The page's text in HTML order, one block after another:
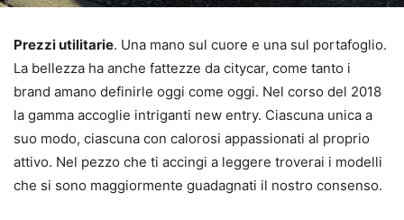
Prezzi utilitarie. Una mano sul cuore e una sul portafoglio.
La bellezza ha anche fattezze da citycar, come tanto i
brand amano definirle oggi come oggi. Nel corso del 2018
la gamma accoglie intriganti new entry. Ciascuna unica a
suo modo, ciascuna con calorosi appassionati al proprio
attivo. Nel pezzo che ti accingi a leggere troverai i modelli
che si sono maggiormente guadagnati il nostro consenso.